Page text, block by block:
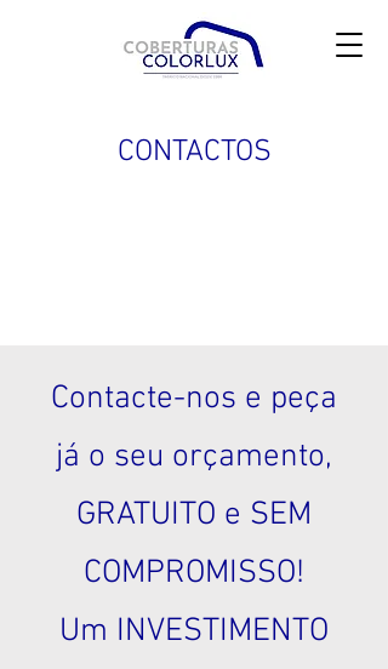
CONTACTOS
Contacte-nos e peça
já o seu orçamento,
GRATUITO e SEM
COMPROMISSO!
Um INVESTIMENTO